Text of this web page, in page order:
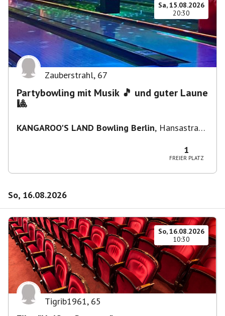
Sa, 15.08.2026
20:30
Zauberstrahl, 67
Partybowling mit Musik 🎵 und guter Laune
🎱
KANGAROO'S LAND Bowling Berlin, Hansastraße
1
FREIER PLATZ
So, 16.08.2026
So, 16.08.2026
10:30
Tigrib1961, 65